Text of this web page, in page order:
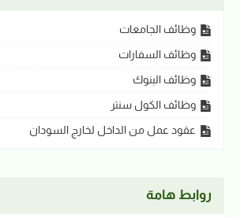
وظائف الجامعات
وظائف السفارات
وظائف البنوك
وظائف الكول سنتر
عقود عمل من الداخل لخارج السودان
روابط هامة